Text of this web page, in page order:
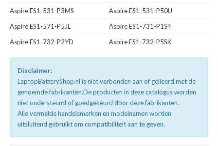
Aspire ES1-531-P3MS
Aspire ES1-531-P50U
Aspire ES1-571-P5JL
Aspire ES1-731-P1S4
Aspire ES1-732-P2YD
Aspire ES1-732-P5SK
Disclaimer:
LaptopBatteryShop.nl is niet verbonden aan of gelieerd met de
genoemde fabrikanten.De producten in deze catalogus worden
niet ondersteund of goedgekeurd door deze fabrikanten.
Alle vermelde handelsmerken en modelnamen worden
uitsluitend gebruikt om compatibiliteit aan te geven.